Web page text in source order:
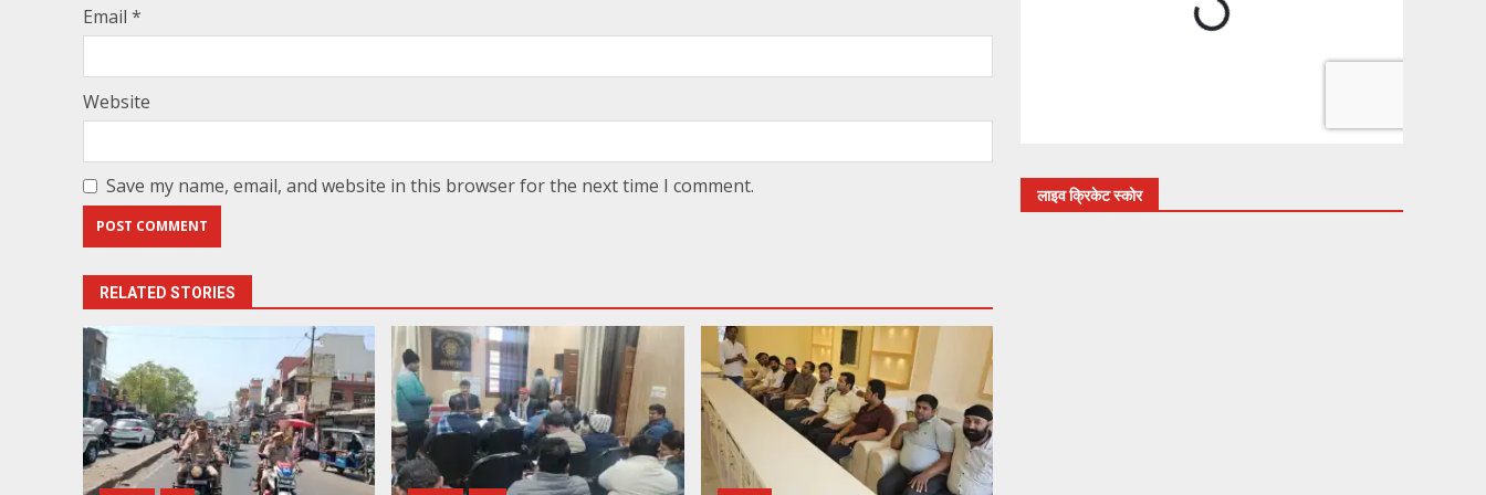
Email *
Website
Save my name, email, and website in this browser for the next time I comment.
RELATED STORIES
लाइव क्रिकेट स्कोर